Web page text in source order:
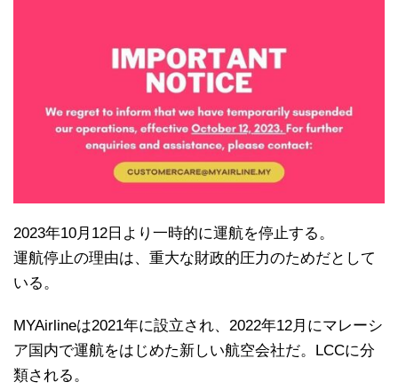
2023年10月12日より一時的に運航を停止する。
運航停止の理由は、重大な財政的圧力のためだとして
いる。
MYAirlineは2021年に設立され、2022年12月にマレーシ
ア国内で運航をはじめた新しい航空会社だ。LCCに分
類される。